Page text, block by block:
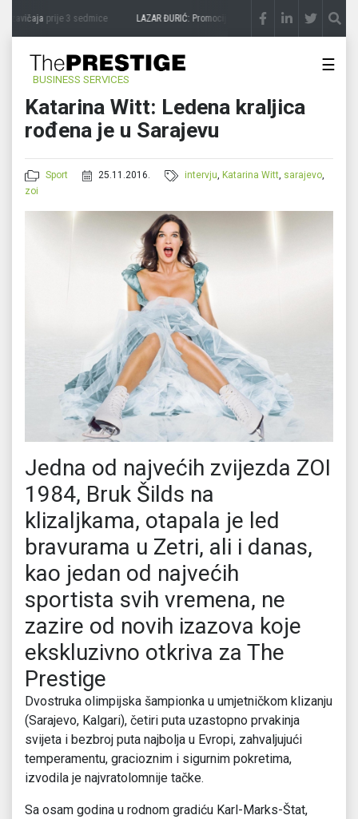
prije 3 sedmice LAZAR ĐURIĆ: Promocija potencijal pretvara u destinaciju
BUSINESS SERVICES
☰
Katarina Witt: Ledena kraljica
rođena je u Sarajevu
Sport 25.11.2016. intervju,Katarina Witt, sarajevo,
zoi
Jedna od najvećih zvijezda ZOI
1984, Bruk Šilds na
klizaljkama, otapala je led
bravurama u Zetri, ali i danas,
kao jedan od najvećih
sportista svih vremena, ne
zazire od novih izazova koje
ekskluzivno otkriva za The
Prestige
Dvostruka olimpijska šampionka u umjetničkom klizanju
(Sarajevo, Kalgari), četiri puta uzastopno prvakinja
svijeta i bezbroj puta najbolja u Evropi, zahvaljujući
temperamentu, gracioznim i sigurnim pokretima,
izvodila je najvratolomnije tačke.
Sa osam godina u rodnom gradiću Karl-Marks-Štat,